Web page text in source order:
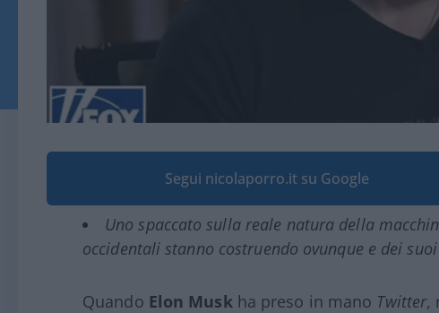
Segui nicolaporro.it su Google
Uno spaccato sulla reale natura della
occidentali stanno costruendo ovunque e dei suoi
Quando Elon Muskha preso in mano Twitter,